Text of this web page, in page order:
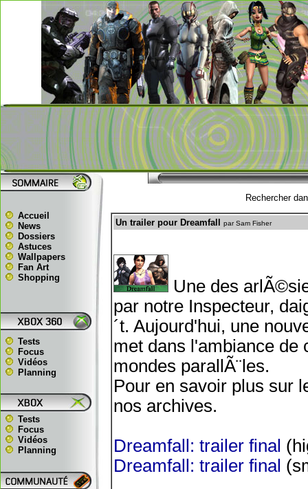
Accueil
News
Dossiers
Astuces
Wallpapers
Fan Art
Shopping
Tests
Focus
Vidéos
Planning
Tests
Focus
Vidéos
Planning
Rechercher
Un trailer pour Dreamfall par Sam Fisher
Une des
par notre Inspecteur,
´t. Aujourd'hui, une
met dans l'ambiance
mondes parallÃ¨les.
Pour en savoir plus sur
nos archives.
Dreamfall: trailer final
Dreamfall: trailer final